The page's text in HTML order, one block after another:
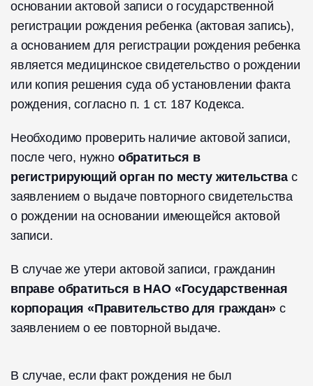
основании актовой записи о государственной
регистрации рождения ребенка (актовая запись),
а основанием для регистрации рождения ребенка
является медицинское свидетельство о рождении
или копия решения суда об установлении факта
рождения, согласно п. 1 ст. 187 Кодекса.
Необходимо проверить наличие актовой записи,
после чего, нужно обратиться в
регистрирующий орган по месту жительствас
заявлением о выдаче повторного свидетельства
о рождении на основании имеющейся актовой
записи.
В случае же утери актовой записи, гражданин
вправе обратиться в НАО «Государственная
корпорация «Правительство для граждан» с
заявлением о ее повторной выдаче.
В случае, если факт рождения не был